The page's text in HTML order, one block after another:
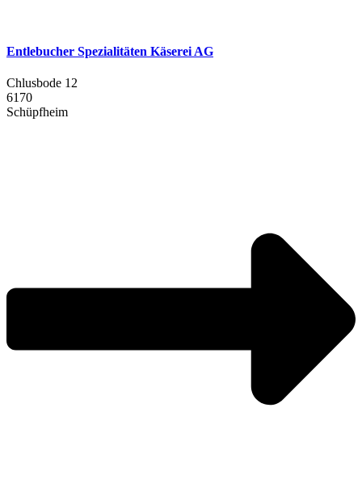
Entlebucher Spezialitäten Käserei AG
Chlusbode 12
6170
Schüpfheim